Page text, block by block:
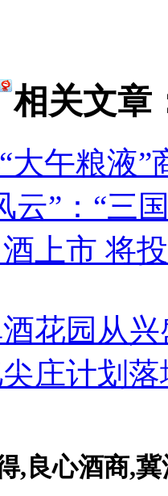
相关文章
大午粮液
云”：“三
上市 将
花园从
庄计划
,良心酒商,冀